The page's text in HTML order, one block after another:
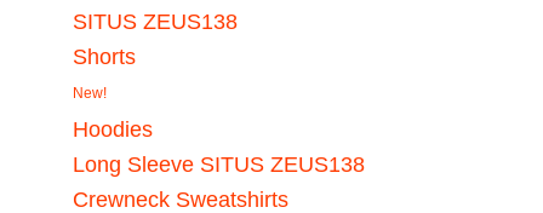
SITUS ZEUS138
Shorts
New!
Hoodies
Long Sleeve SITUS ZEUS138
Crewneck Sweatshirts